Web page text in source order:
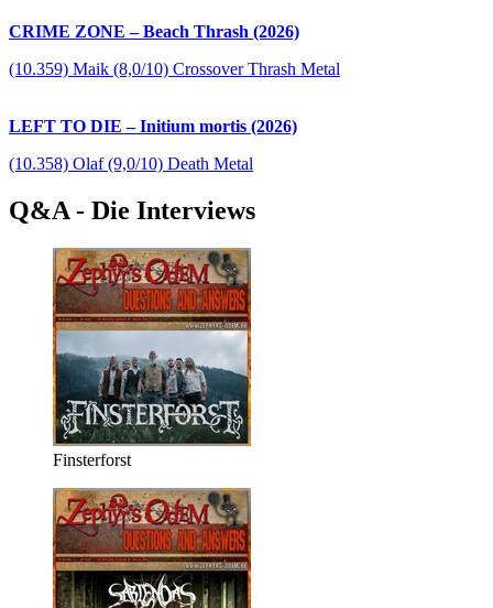
CRIME ZONE – Beach Thrash (2026)
(10.359) Maik (8,0/10) Crossover Thrash Metal
LEFT TO DIE – Initium mortis (2026)
(10.358) Olaf (9,0/10) Death Metal
Q&A - Die Interviews
Finsterforst